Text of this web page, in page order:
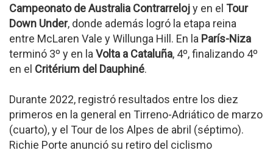
Campeonato de Australia Contrarrelojy en el Tour
Down Under, donde además logró la etapa reina
entre McLaren Vale y Willunga Hill. En la París-Niza
terminó 3º y en la Volta a Cataluña, 4º, finalizando 4º
en el Critérium del Dauphiné.
Durante 2022, registró resultados entre los diez
primeros en la general en Tirreno-Adriático de marzo
(cuarto), y el Tour de los Alpes de abril (séptimo).
Richie Porte anunció su retiro del ciclismo